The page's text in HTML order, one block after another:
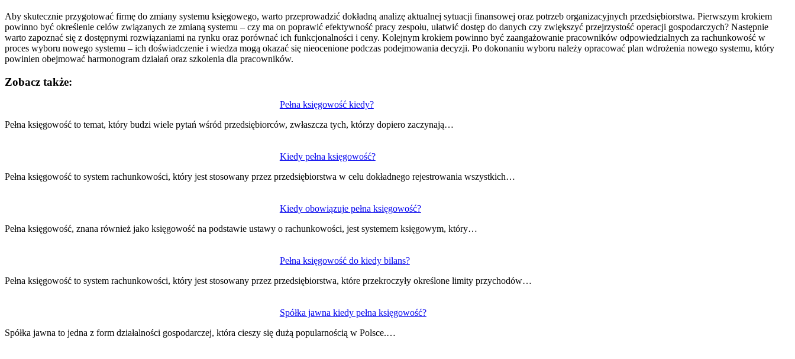
Aby skutecznie przygotować firmę do zmiany systemu księgowego, warto przeprowadzić dokładną analizę aktualnej sytuacji finansowej oraz potrzeb organizacyjnych przedsiębiorstwa. Pierwszym krokiem
powinno być określenie celów związanych ze zmianą systemu – czy ma on poprawić efektywność pracy zespołu, ułatwić dostęp do danych czy zwiększyć przejrzystość operacji gospodarczych? Następnie
warto zapoznać się z dostępnymi rozwiązaniami na rynku oraz porównać ich funkcjonalności i ceny. Kolejnym krokiem powinno być zaangażowanie pracowników odpowiedzialnych za rachunkowość w
proces wyboru nowego systemu – ich doświadczenie i wiedza mogą okazać się nieocenione podczas podejmowania decyzji. Po dokonaniu wyboru należy opracować plan wdrożenia nowego systemu, który
powinien obejmować harmonogram działań oraz szkolenia dla pracowników.
Zobacz także:
Pełna księgowość kiedy?
Pełna księgowość to temat, który budzi wiele pytań wśród przedsiębiorców, zwłaszcza tych, którzy dopiero zaczynają…
Kiedy pełna księgowość?
Pełna księgowość to system rachunkowości, który jest stosowany przez przedsiębiorstwa w celu dokładnego rejestrowania wszystkich…
Kiedy obowiązuje pełna księgowość?
Pełna księgowość, znana również jako księgowość na podstawie ustawy o rachunkowości, jest systemem księgowym, który…
Pełna księgowość do kiedy bilans?
Pełna księgowość to system rachunkowości, który jest stosowany przez przedsiębiorstwa, które przekroczyły określone limity przychodów…
Spółka jawna kiedy pełna księgowość?
Spółka jawna to jedna z form działalności gospodarczej, która cieszy się dużą popularnością w Polsce.…
wpisu